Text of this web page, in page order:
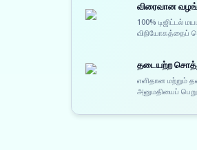
விரைவான
100% டிஜிட்டல்
விநியோகத்தைப்
தடையற்ற
எளிதான மற்றும்
அனுமதியைப்